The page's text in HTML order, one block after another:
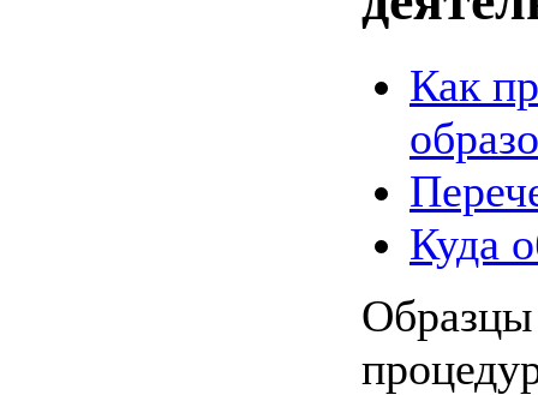
Как
Куда
Образцы